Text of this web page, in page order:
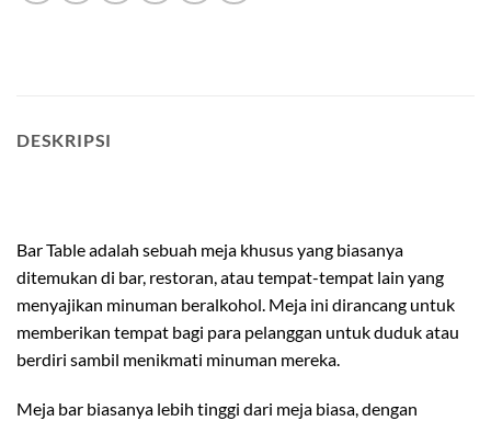
DESKRIPSI
Bar Table adalah sebuah meja khusus yang biasanya
ditemukan di bar, restoran, atau tempat-tempat lain yang
menyajikan minuman beralkohol. Meja ini dirancang untuk
memberikan tempat bagi para pelanggan untuk duduk atau
berdiri sambil menikmati minuman mereka.
Meja bar biasanya lebih tinggi dari meja biasa, dengan